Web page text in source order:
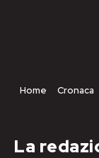
Home Cronaca
La